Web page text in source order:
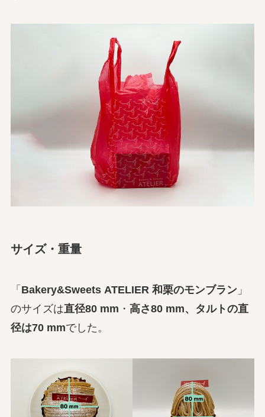
サイズ・重量
「 Bakery&Sweets ATELIER 和栗のモンブラン」
のサイズは直径80 mm ・ 高さ80 mm、タルトの直
径は70 mmでした。